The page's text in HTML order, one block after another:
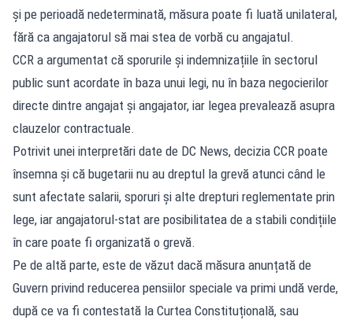
și pe perioadă nedeterminată, măsura poate fi luată unilateral,
fără ca angajatorul să mai stea de vorbă cu angajatul.
CCR a argumentat că sporurile și indemnizațiile în sectorul
public sunt acordate în baza unui legi, nu în baza negocierilor
directe dintre angajat și angajator, iar legea prevalează asupra
clauzelor contractuale.
Potrivit unei interpretări date de DC News, decizia CCR poate
însemna și că bugetarii nu au dreptul la grevă atunci când le
sunt afectate salarii, sporuri și alte drepturi reglementate prin
lege, iar angajatorul-stat are posibilitatea de a stabili condițiile
în care poate fi organizată o grevă.
Pe de altă parte, este de văzut dacă măsura anunțată de
Guvern privind reducerea pensiilor speciale va primi undă verde,
după ce va fi contestată la Curtea Constituțională, sau